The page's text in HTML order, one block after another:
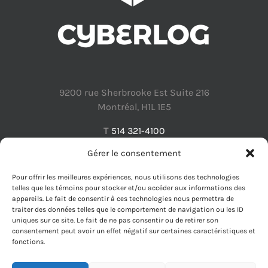
Gérer le consentement
Pour offrir les meilleures expériences, nous utilisons des technologies
telles que les témoins pour stocker et/ou accéder aux informations des
appareils. Le fait de consentir à ces technologies nous permettra de
traiter des données telles que le comportement de navigation ou les ID
uniques sur ce site. Le fait de ne pas consentir ou de retirer son
consentement peut avoir un effet négatif sur certaines caractéristiques et
fonctions.
9200 rue Sherbrooke Est Suite 216
Montréal, H1L 1E5
T 514 321-4100
Protection des renseignements personnels